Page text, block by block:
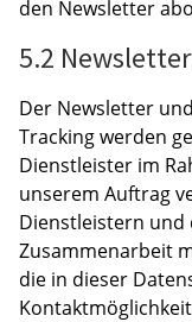
den Newsletter
5.2
Der Newsletter
Tracking werden
Dienstleister im
unserem Auftrag
Dienstleistern
Zusammenarbeit
die in dieser